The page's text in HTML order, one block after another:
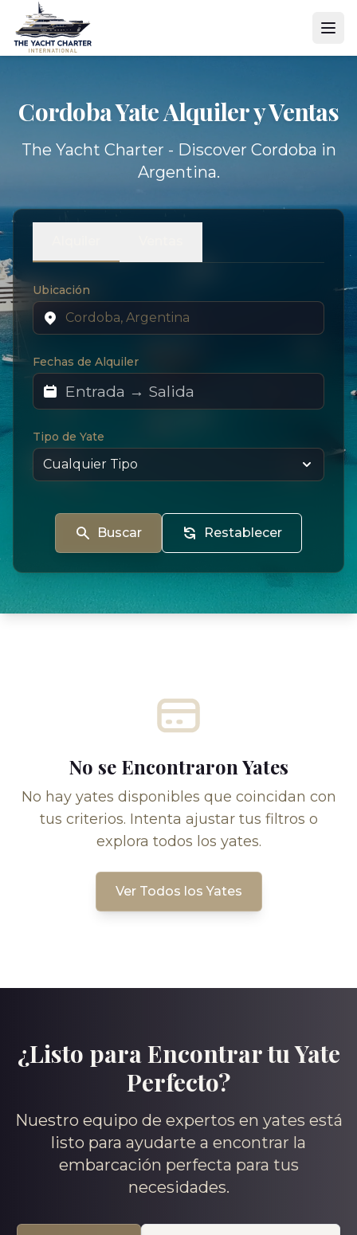
Cordoba YateAlquiler y Ventas
The Yacht Charter - Discover Cordoba in
Argentina.
Ubicación
Fechas de Alquiler
Tipo de Yate
Buscar Restablecer
No se Encontraron Yates
No hay yates disponibles que coincidan con
tus criterios. Intenta ajustar tus filtros o
explora todos los yates.
Ver Todos los Yates
¿Listo para Encontrar tu Yate
Perfecto?
Nuestro equipo de expertos en yates está
listo para ayudarte a encontrar la
embarcación perfecta para tus
necesidades.